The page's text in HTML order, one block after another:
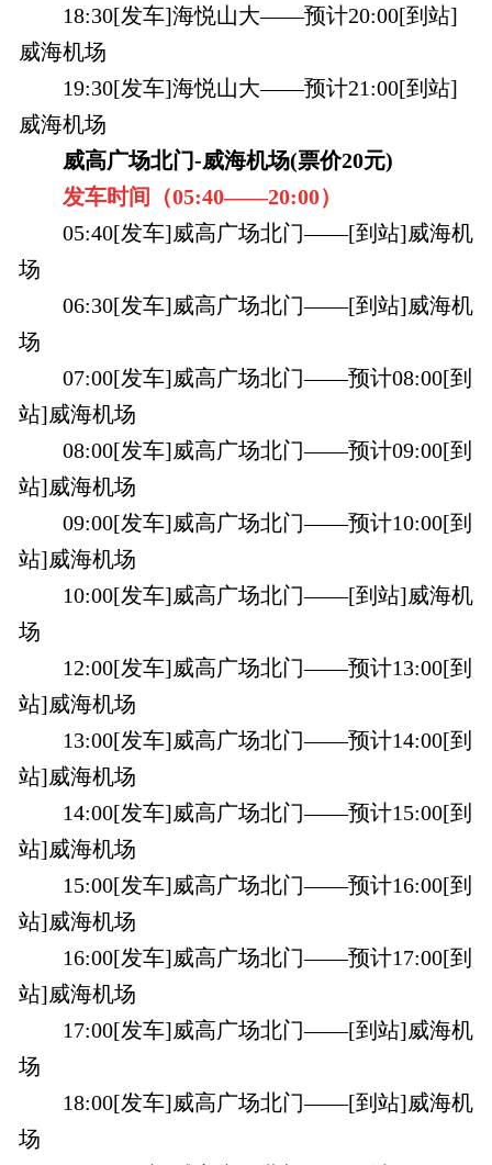
18:30[发车]海悦山大——预计20:00[到站]
威海机场
19:30[发车]海悦山大——预计21:00[到站]
威海机场
威高广场北门-威海机场(票价20元)
发车时间（05:40——20:00）
05:40[发车]威高广场北门——[到站]威海机
场
06:30[发车]威高广场北门——[到站]威海机
场
07:00[发车]威高广场北门——预计08:00[到
站]威海机场
08:00[发车]威高广场北门——预计09:00[到
站]威海机场
09:00[发车]威高广场北门——预计10:00[到
站]威海机场
10:00[发车]威高广场北门——[到站]威海机
场
12:00[发车]威高广场北门——预计13:00[到
站]威海机场
13:00[发车]威高广场北门——预计14:00[到
站]威海机场
14:00[发车]威高广场北门——预计15:00[到
站]威海机场
15:00[发车]威高广场北门——预计16:00[到
站]威海机场
16:00[发车]威高广场北门——预计17:00[到
站]威海机场
17:00[发车]威高广场北门——[到站]威海机
场
18:00[发车]威高广场北门——[到站]威海机
场